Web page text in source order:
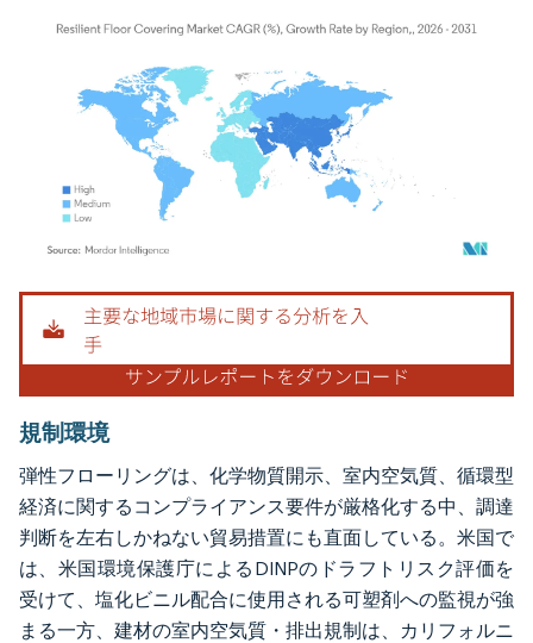
画像 © Mordor Intelligence。再利用にはCC BY 4.0の表示が必要です。
規制環境
弾性フローリングは、化学物質開示、室内空気質、循環型
経済に関するコンプライアンス要件が厳格化する中、調達
判断を左右しかねない貿易措置にも直面している。米国で
は、米国環境保護庁によるDINPのドラフトリスク評価を
受けて、塩化ビニル配合に使用される可塑剤への監視が強
まる一方、建材の室内空気質・排出規制は、カリフォルニ